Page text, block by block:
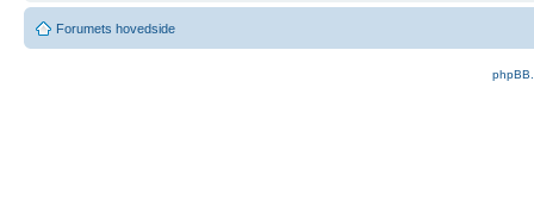
Forumets hovedside